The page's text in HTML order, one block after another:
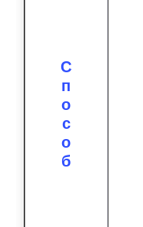
С
п
о
с
о
б